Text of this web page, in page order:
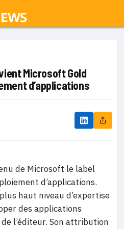
Microsoft Gold
d’applications
de Microsoft le label
d’applications.
haut niveau d’expertise
des applications
l’éditeur. Son attribution